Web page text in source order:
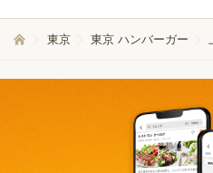
東京 東京 ハンバーガー